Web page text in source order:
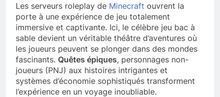
Les serveurs roleplay de Minecraft ouvrent la
porte à une expérience de jeu totalement
immersive et captivante. Ici, le célèbre jeu bac à
sable devient un véritable théâtre d’aventures où
les joueurs peuvent se plonger dans des mondes
fascinants. Quêtes épiques, personnages non-
joueurs (PNJ) aux histoires intrigantes et
systèmes d’économie sophistiqués transforment
l’expérience en un voyage inoubliable.